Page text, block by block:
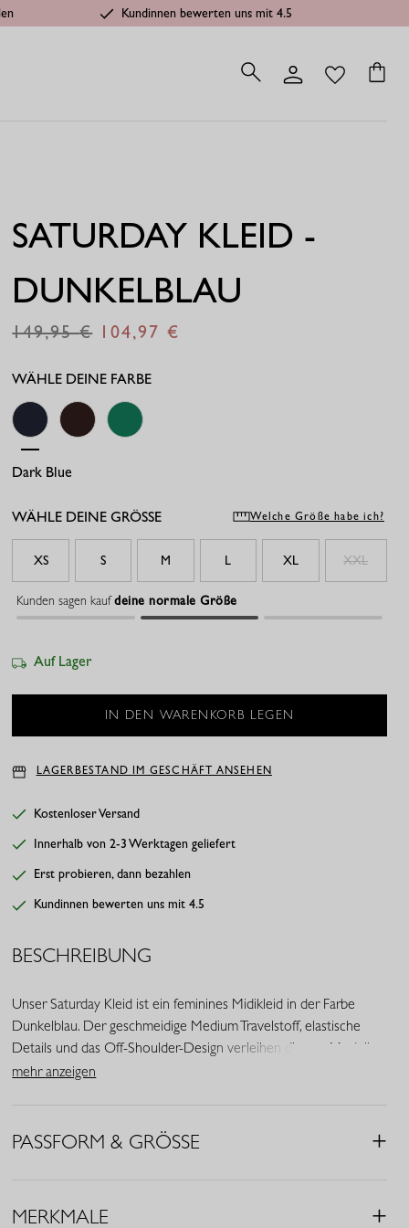
Kundinnen bewerten uns mit 4.5
SATURDAY KLEID -
DUNKELBLAU
149,95 104,97
WÄHLE DEINE FARBE
Dark BlueEspresso
WÄHLE DEINE GRÖSSE Welche Größe habe ich?
XS S M L XL XXL
Kunden sagen kaufdeine normale Größe
Auf Lager
LAGERBESTAND IM GESCHÄFT ANSEHEN
Kostenloser Versand
Innerhalb von 2-3 Werktagen geliefert
Erst probieren, dann bezahlen
Kundinnen bewerten uns mit 4.5
BESCHREIBUNG
Unser Saturday Kleid ist ein feminines Midikleid in der Farbe
Dunkelblau. Der geschmeidige Medium Travelstoff, elastische
Details und das Off-Shoulder-Design verleihen diesem Modell
eine elegante und zugleich komfortable Ausstrahlung.
• Midi Fit
• Elastischer Bund
mehr anzeigen
PASSFORM & GRÖSSE
MERKMALE